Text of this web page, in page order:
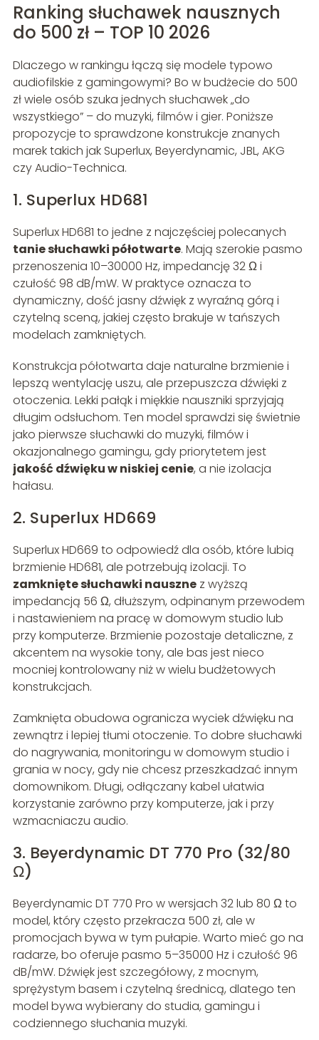
Ranking słuchawek nausznych
do 500 zł – TOP 10 2026
Dlaczego w rankingu łączą się modele typowo
audiofilskie z gamingowymi? Bo w budżecie do 500
zł wiele osób szuka jednych słuchawek „do
wszystkiego” – do muzyki, filmów i gier. Poniższe
propozycje to sprawdzone konstrukcje znanych
marek takich jak Superlux, Beyerdynamic, JBL, AKG
czy Audio-Technica.
1. Superlux HD681
Superlux HD681 to jedne z najczęściej polecanych
tanie słuchawki półotwarte. Mają szerokie pasmo
przenoszenia 10–30000 Hz, impedancję 32 Ω i
czułość 98 dB/mW. W praktyce oznacza to
dynamiczny, dość jasny dźwięk z wyraźną górą i
czytelną sceną, jakiej często brakuje w tańszych
modelach zamkniętych.
Konstrukcja półotwarta daje naturalne brzmienie i
lepszą wentylację uszu, ale przepuszcza dźwięki z
otoczenia. Lekki pałąk i miękkie nauszniki sprzyjają
długim odsłuchom. Ten model sprawdzi się świetnie
jako pierwsze słuchawki do muzyki, filmów i
okazjonalnego gamingu, gdy priorytetem jest
jakość dźwięku w niskiej cenie, a nie izolacja
hałasu.
2. Superlux HD669
Superlux HD669 to odpowiedź dla osób, które lubią
brzmienie HD681, ale potrzebują izolacji. To
zamknięte słuchawki nausznez wyższą
impedancją 56 Ω, dłuższym, odpinanym przewodem
i nastawieniem na pracę w domowym studio lub
przy komputerze. Brzmienie pozostaje detaliczne, z
akcentem na wysokie tony, ale bas jest nieco
mocniej kontrolowany niż w wielu budżetowych
konstrukcjach.
Zamknięta obudowa ogranicza wyciek dźwięku na
zewnątrz i lepiej tłumi otoczenie. To dobre słuchawki
do nagrywania, monitoringu w domowym studio i
grania w nocy, gdy nie chcesz przeszkadzać innym
domownikom. Długi, odłączany kabel ułatwia
korzystanie zarówno przy komputerze, jak i przy
wzmacniaczu audio.
3. Beyerdynamic DT 770 Pro (32/80
Ω)
Beyerdynamic DT 770 Pro w wersjach 32 lub 80 Ω to
model, który często przekracza 500 zł, ale w
promocjach bywa w tym pułapie. Warto mieć go na
radarze, bo oferuje pasmo 5–35000 Hz i czułość 96
dB/mW. Dźwięk jest szczegółowy, z mocnym,
sprężystym basem i czytelną średnicą, dlatego ten
model bywa wybierany do studia, gamingu i
codziennego słuchania muzyki.